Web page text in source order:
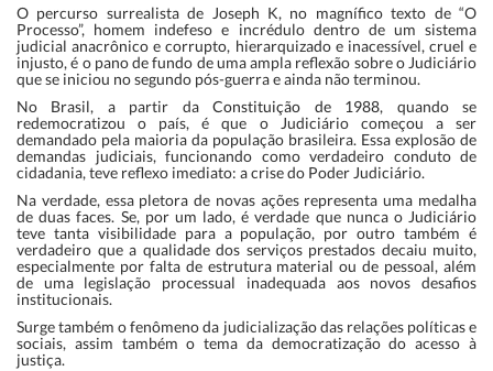
O percurso surrealista de Joseph K, no magnífico texto de “O
Processo”, homem indefeso e incrédulo dentro de um sistema
judicial anacrônico e corrupto, hierarquizado e inacessível, cruel e
injusto, é o pano de fundo de uma ampla reflexão sobre o Judiciário
que se iniciou no segundo pós-guerra e ainda não terminou.
No Brasil, a partir daConstituição de 1988, quando se
redemocratizou o país, é que o Judiciário começou a ser
demandado pela maioria da população brasileira. Essa explosão de
demandas judiciais, funcionando como verdadeiro conduto de
cidadania, teve reflexo imediato: a crise do Poder Judiciário.
Na verdade, essa pletora de novas ações representa uma medalha
de duas faces. Se, por um lado, é verdade que nunca o Judiciário
teve tanta visibilidade para a população, por outro também é
verdadeiro que a qualidade dos serviços prestados decaiu muito,
especialmente por falta de estrutura material ou de pessoal, além
de uma legislação processual inadequada aos novos desafios
institucionais.
Surge também o fenômeno da judicialização das relações políticas e
sociais, assim também o tema da democratização do acesso à
justiça.